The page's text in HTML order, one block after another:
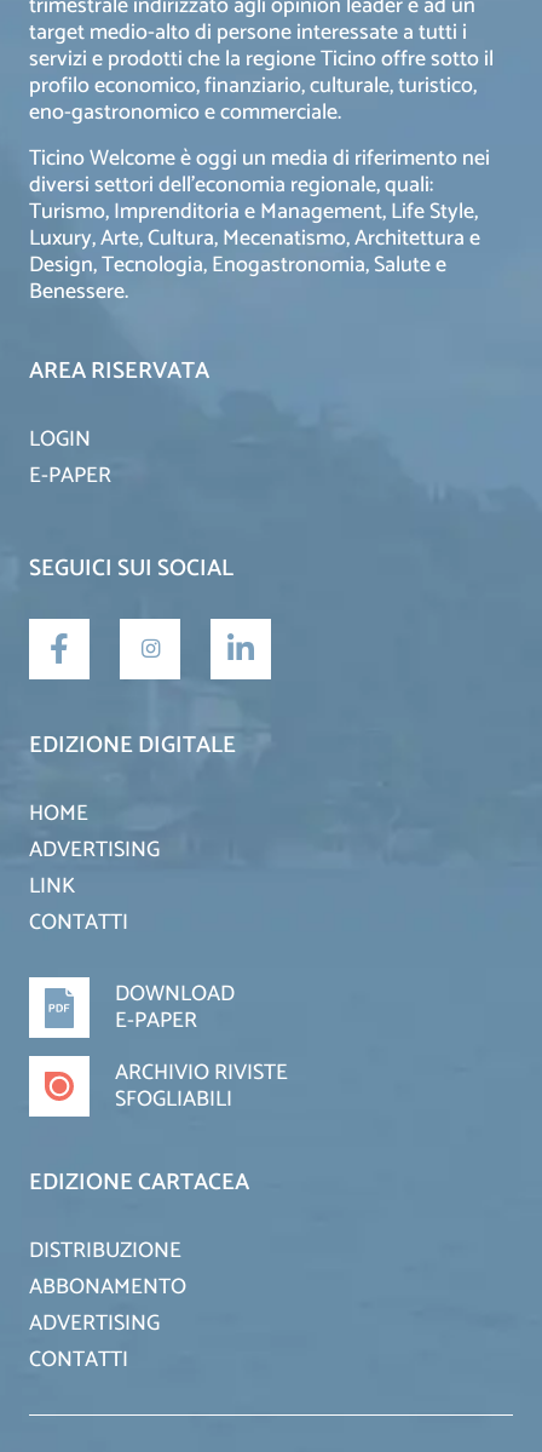
target medio-alto di persone interessate a tutti i
servizi e prodotti che la regione Ticino offre sotto il
profilo economico, finanziario, culturale, turistico,
eno-gastronomico e commerciale.
Ticino Welcome è oggi un media di riferimento nei
diversi settori dell’economia regionale, quali:
Turismo, Imprenditoria e Management, Life Style,
Luxury, Arte, Cultura, Mecenatismo, Architettura e
Design, Tecnologia, Enogastronomia, Salute e
Benessere.
AREA RISERVATA
LOGIN
E-PAPER
SEGUICI SUI SOCIAL
EDIZIONE DIGITALE
HOME
ADVERTISING
LINK
CONTATTI
DOWNLOAD
E-PAPER
ARCHIVIO RIVISTE
SFOGLIABILI
EDIZIONE CARTACEA
DISTRIBUZIONE
ABBONAMENTO
ADVERTISING
CONTATTI